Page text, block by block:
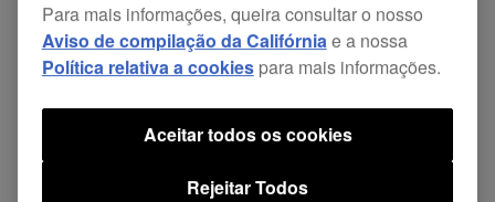
Para mais informações, queira consultar o nosso
Aviso de compilação da Califórniae a nossa
Política relativa a cookiespara mais informações.
Rejeitar Todos
Aceitar todos os cookies